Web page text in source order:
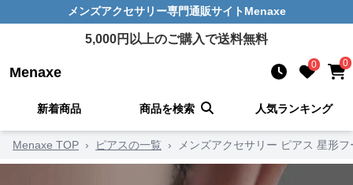
メンズアクセサリー専門通販サイト Menaxe
5,000円以上のご購入で送料無料
Menaxe 0 0
新着商品 商品を検索 人気ランキング
Menaxe TOP › ピアスの一覧 › メンズアクセサリー ピアス 星形